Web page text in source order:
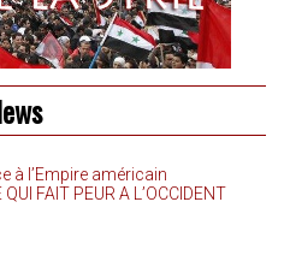
à l’Empire américain
QUI FAIT PEUR A L’OCCIDENT